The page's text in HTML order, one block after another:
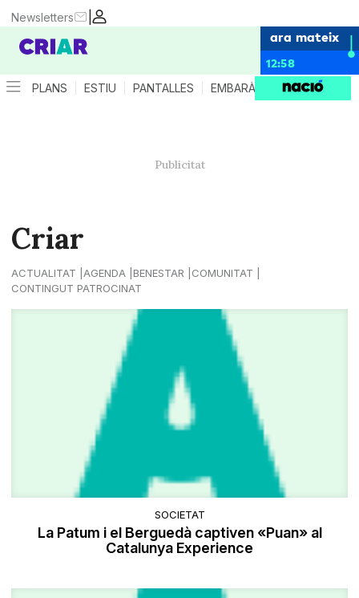
|
Newsletters
ara mateix
12:58
PLANS ESTIU PANTALLES EMBARÀS CRIANÇA
Criar
ACTUALITAT AGENDA BENESTAR
COMUNITAT
CONTINGUT PATROCINAT
SOCIETAT
La Patum i el Berguedà captiven «Puan» al
Catalunya Experience